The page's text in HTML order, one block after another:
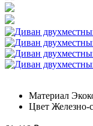
Материал
Цвет Железно-